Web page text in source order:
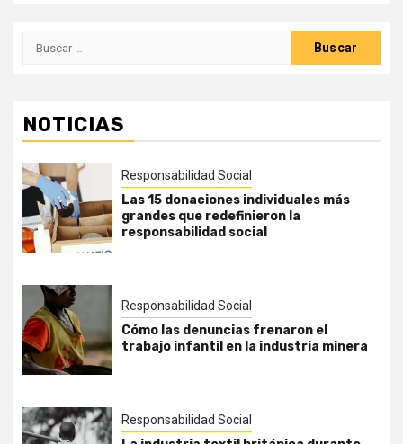
Buscar:
NOTICIAS
Responsabilidad Social
Las 15 donaciones individuales más
grandes que redefinieron la
responsabilidad social
Responsabilidad Social
Cómo las denuncias frenaron el
trabajo infantil en la industria minera
Responsabilidad Social